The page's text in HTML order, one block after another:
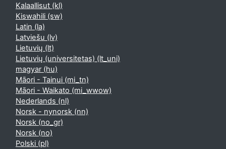
Kalaallisut ‎(kl)‎
Kiswahili ‎(sw)‎
Latin ‎(la)‎
Latviešu ‎(lv)‎
Lietuvių ‎(lt)‎
Lietuvių (universitetas) ‎(lt_uni)‎
magyar ‎(hu)‎
Māori - Tainui ‎(mi_tn)‎
Māori - Waikato ‎(mi_wwow)‎
Nederlands ‎(nl)‎
Norsk - nynorsk ‎(nn)‎
Norsk ‎(no_gr)‎
Norsk ‎(no)‎
Polski ‎(pl)‎